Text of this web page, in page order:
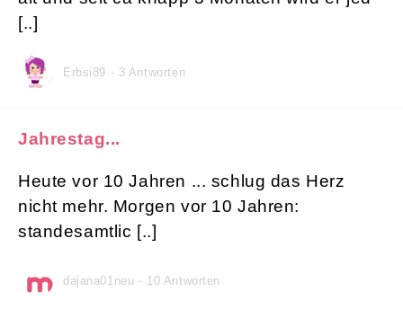
[..]
Erbsi89 - 3 Antworten
Jahrestag...
Heute vor 10 Jahren ... schlug das Herz
nicht mehr. Morgen vor 10 Jahren:
standesamtlic [..]
dajana01neu - 10 Antworten